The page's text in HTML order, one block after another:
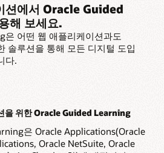
션에서 Oracle Guided
해 보세요.
어떤 웹 애플리케이션과도
솔루션을 통해 모든 디지털 도입
다.
을 위한 Oracle Guided Learning
은 Oracle Applications(Oracle
Oracle NetSuite, Oracle